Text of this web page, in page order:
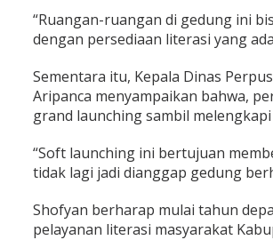
i
M
g
a
h
“Ruangan-ruangan di gedung ini
dengan persediaan literasi yang
Sementara itu, Kepala Dinas
Aripanca menyampaikan bahwa,
grand launching sambil
“Soft launching ini bertujuan
tidak lagi jadi dianggap gedung
Shofyan berharap mulai tahun
pelayanan literasi masyarakat